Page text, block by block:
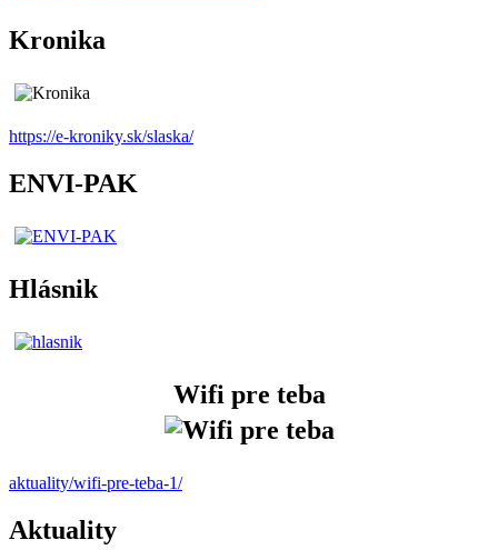
Kronika
https://e-kroniky.sk/slaska/
ENVI-PAK
Hlásnik
Wifi pre teba
aktuality/wifi-pre-teba-1/
Aktuality